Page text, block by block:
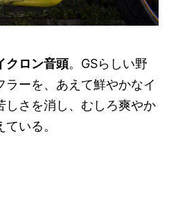
クロン音頭。GSらしい野
ーを、あえて鮮やかなイ
しさを消し、むしろ爽やか
いる。